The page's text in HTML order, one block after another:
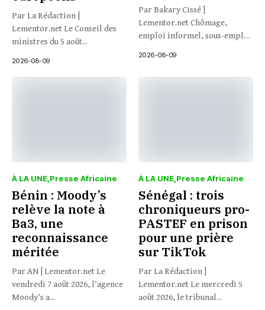
Par La Rédaction |
Lementor.net Le Conseil des
ministres du 5 août...
2026-08-09
Par Bakary Cissé |
Lementor.net Chômage,
emploi informel, sous-emploi
2026-08-09
À LA UNE Presse Africaine
Bénin : Moody’s
relève la note à
Ba3, une
reconnaissance
méritée
Par AN | Lementor.net Le
vendredi 7 août 2026, l’agence
Moody’s a...
À LA UNE Presse Africaine
Sénégal : trois
chroniqueurs pro-
PASTEF en prison
pour une prière
sur TikTok
Par La Rédaction |
Lementor.net Le mercredi 5
août 2026, le tribunal...